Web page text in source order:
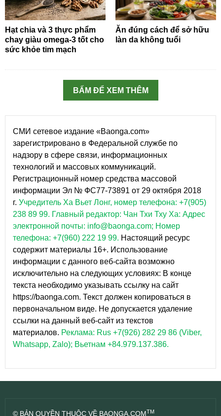
Hạt chia và 3 thực phẩm
chay giàu omega-3 tốt cho
sức khỏe tim mạch
Ăn đúng cách để sở hữu
làn da không tuổi
BẤM ĐỂ XEM THÊM
СМИ сетевое издание «Baonga.com»
зарегистрировано в Федеральной службе по
надзору в сфере связи, информационных
технологий и массовых коммуникаций.
Регистрационный номер средства массовой
информации Эл № ФС77-73891 от 29 октября 2018
г. Учредитель Ха Вьет Лонг, номер телефона: +7(905)
238 89 99. Главный редактор: Чан Тхи Тху Ха: Адрес
электронной почты: info@baonga.com; Номер
телефона: +7(960) 222 19 99. Настоящий ресурс
содержит материалы 16+. Использование
информации с данного веб-сайта возможно
исключительно на следующих условиях: В конце
текста необходимо указывать ссылку на сайт
https://baonga.com. Текст должен копироваться в
первоначальном виде. Не допускается удаление
ссылки на данный веб-сайт из текстов
материалов. Реклама: Rus +7(926) 282 29 86 (Viber,
Whatsapp, Zalo); Вьетнам +84.979.137.386.
© BẢN QUYỀN THUỘC VỀ BAONGA.COMTM